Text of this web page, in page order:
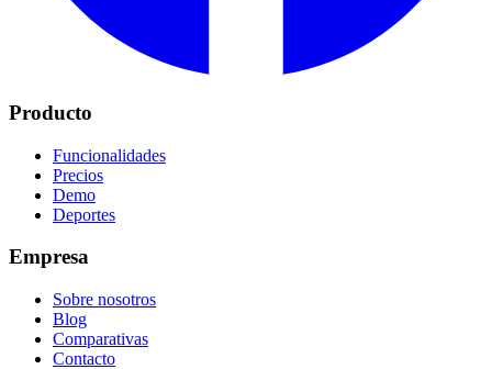
Producto
Funcionalidades
Precios
Demo
Deportes
Empresa
Sobre nosotros
Blog
Comparativas
Contacto